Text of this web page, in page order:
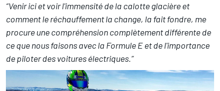
“Venir ici et voir l'immensité de la calotte glacière et
comment le réchauffement la change, la fait fondre, me
procure une compréhension complètement différente de
ce que nous faisons avec la Formule E et de l'importance
de piloter des voitures électriques.”